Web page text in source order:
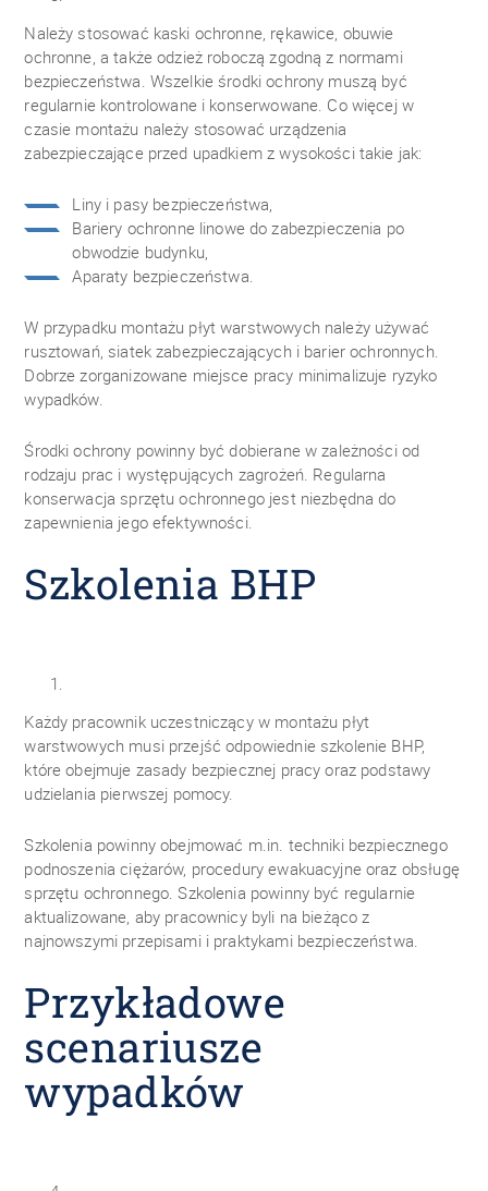
Należy stosować kaski ochronne, rękawice, obuwie
ochronne, a także odzież roboczą zgodną z normami
bezpieczeństwa. Wszelkie środki ochrony muszą być
regularnie kontrolowane i konserwowane. Co więcej w
czasie montażu należy stosować urządzenia
zabezpieczające przed upadkiem z wysokości takie jak:
Liny i pasy bezpieczeństwa,
Bariery ochronne linowe do zabezpieczenia po
obwodzie budynku,
Aparaty bezpieczeństwa.
W przypadku montażu płyt warstwowych należy używać
rusztowań, siatek zabezpieczających i barier ochronnych.
Dobrze zorganizowane miejsce pracy minimalizuje ryzyko
wypadków.
Środki ochrony powinny być dobierane w zależności od
rodzaju prac i występujących zagrożeń. Regularna
konserwacja sprzętu ochronnego jest niezbędna do
zapewnienia jego efektywności.
Szkolenia BHP
Każdy pracownik uczestniczący w montażu płyt
warstwowych musi przejść odpowiednie szkolenie BHP,
które obejmuje zasady bezpiecznej pracy oraz podstawy
udzielania pierwszej pomocy.
Szkolenia powinny obejmować m.in. techniki bezpiecznego
podnoszenia ciężarów, procedury ewakuacyjne oraz obsługę
sprzętu ochronnego. Szkolenia powinny być regularnie
aktualizowane, aby pracownicy byli na bieżąco z
najnowszymi przepisami i praktykami bezpieczeństwa.
Przykładowe
scenariusze
wypadków